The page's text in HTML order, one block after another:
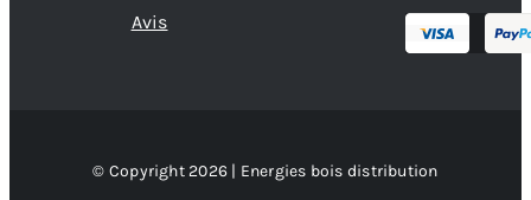
Avis
© Copyright 2026 | Energies bois distribution